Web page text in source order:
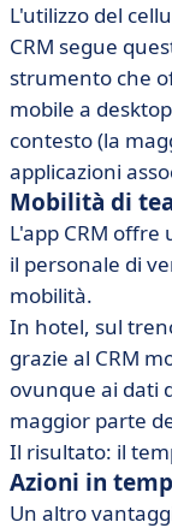
L'utilizzo del
CRM segue
strumento che
mobile a
contesto (la
applicazioni
Mobilità di
L'app CRM
il personale di
mobilità.
In hotel, sul
grazie al CRM
ovunque ai dati
maggior parte
Il risultato: il
Azioni in
Un altro